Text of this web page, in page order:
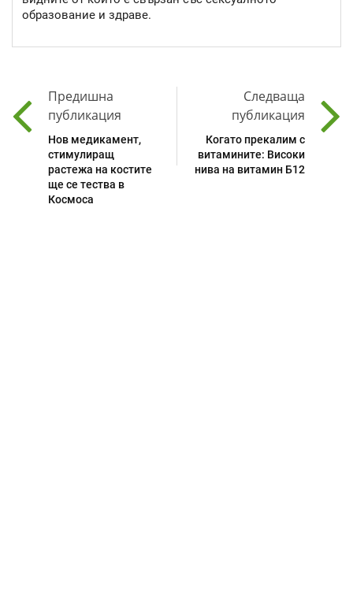
образование и здраве.
Предишна
публикация
Нов медикамент,
стимулиращ
растежа на костите
ще се тества в
Космоса
Следваща
публикация
Когато прекалим с
витамините: Високи
нива на витамин Б12